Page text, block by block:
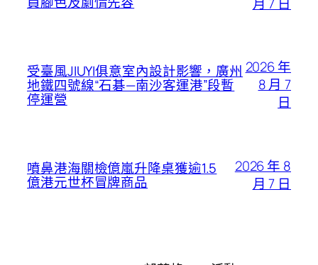
受臺風JIUYI俱意室內設計影響，廣州
地鐵四號線“石碁—南沙客運港”段暫
停運營
2026 年
8 月 7
日
噴鼻港海關檢億嵐升降桌獲逾1.5
億港元世杯冒牌商品
2026 年 8
月 7 日